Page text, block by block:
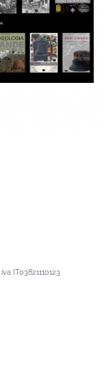
IT03821110123